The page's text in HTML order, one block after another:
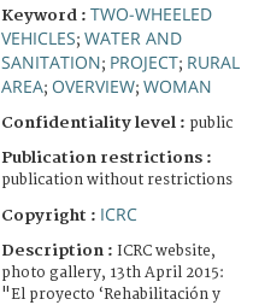
Keyword : TWO-WHEELED
VEHICLES; WATER AND
SANITATION; PROJECT; RURAL
AREA; OVERVIEW; WOMAN
Confidentiality level : public
Publication restrictions :
publication without restrictions
Copyright : ICRC
Description : ICRC website,
photo gallery, 13th April 2015:
"El proyecto ‘Rehabilitación y